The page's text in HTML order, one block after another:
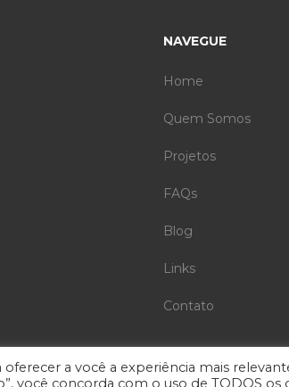
NAVEGUE
Home
Quem Somos
Projetos
FAQs
Blog
Links
Contato
a você a experiência mais
você concorda com o uso de TODOS